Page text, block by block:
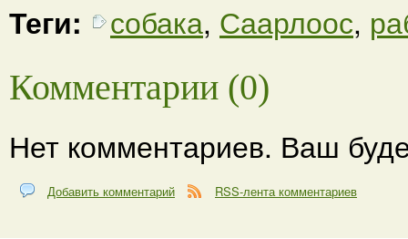
Теги: собака, Саарлоос,
Комментарии (0)
Нет комментариев. Ваш
Добавить комментарий RSS-лента комментариев